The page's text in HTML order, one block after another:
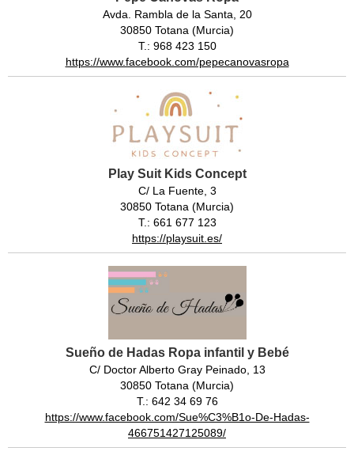
Avda. Rambla de la Santa, 20
30850 Totana (Murcia)
T.: 968 423 150
https://www.facebook.com/pepecanovasropa
Play Suit Kids Concept
C/ La Fuente, 3
30850 Totana (Murcia)
T.: 661 677 123
https://playsuit.es/
Sueño de Hadas Ropa infantil y Bebé
C/ Doctor Alberto Gray Peinado, 13
30850 Totana (Murcia)
T.: 642 34 69 76
https://www.facebook.com/Sue%C3%B1o-De-Hadas-
466751427125089/